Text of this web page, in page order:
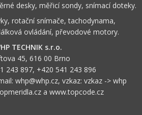
desky, měřicí sondy, snímací doteky.
rotační snímače, tachodynama,
ovládání, převodové motory.
TECHNIK s.r.o.
45, 616 00 Brno
243 897, +420 541 243 896
whp@whp.cz, vzkaz: vzkaz -> whp
a www.topcode.cz